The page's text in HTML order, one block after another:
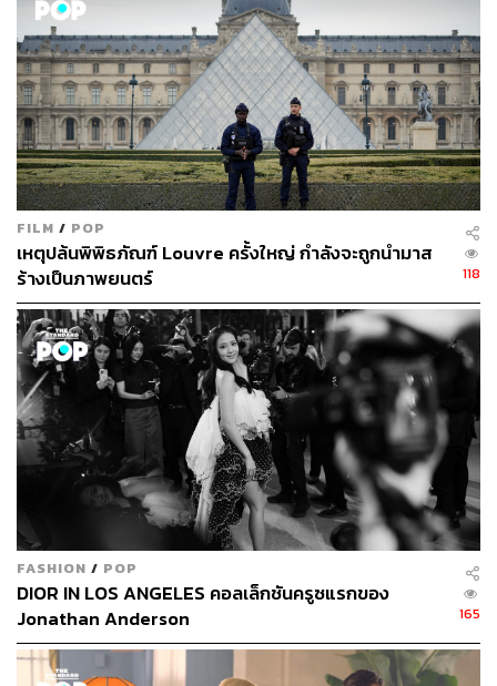
FILM / POP
เหตุปล้นพิพิธภัณฑ์ Louvre ครั้งใหญ่ กำลังจะถูกนำมาส
ร้างเป็นภาพยนตร์
118
FASHION / POP
DIOR IN LOS ANGELES คอลเล็กชันครูซแรกของ
Jonathan Anderson
165